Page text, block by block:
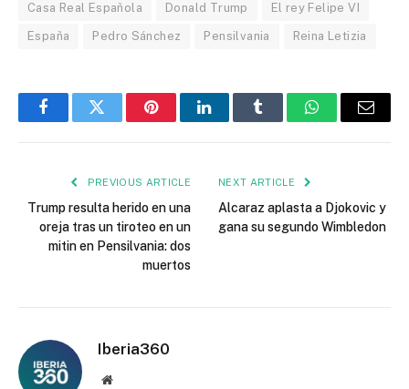
Casa Real Española Donald Trump El rey Felipe VI
España Pedro Sánchez Pensilvania Reina Letizia
FacebookTwitter PinterestLinkedInTumblr WhatsAppEmail
PREVIOUS ARTICLE
Trump resulta herido en una
oreja tras un tiroteo en un
mitin en Pensilvania: dos
muertos
NEXT ARTICLE
Alcaraz aplasta a Djokovic y
gana su segundo Wimbledon
Iberia360
Website